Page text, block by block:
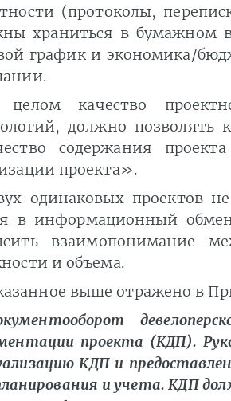
(протоколы,
храниться в бумажном
график и экономика/
качество
должно позволять
содержания
проекта».
одинаковых проектов
в информационный
взаимопонимание
и объема.
выше отражено в
проекта (КДП).
КДП и
и учета. КДП